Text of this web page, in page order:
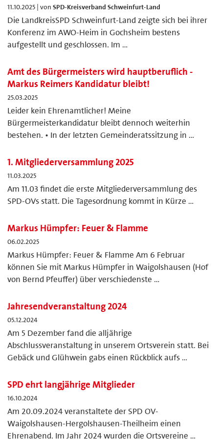
11.10.2025 | von SPD-Kreisverband Schweinfurt-Land
Die LandkreisSPD Schweinfurt-Land zeigte sich bei ihrer
Konferenz im AWO-Heim in Gochsheim bestens
aufgestellt und geschlossen. Im …
Amt des Bürgermeisters wird hauptberuflich -
Markus Reimers Kandidatur bleibt!
25.03.2025
Leider kein Ehrenamtlicher! Meine
Bürgermeisterkandidatur bleibt dennoch weiterhin
bestehen. • In der letzten Gemeinderatssitzung in …
1. Mitgliederversammlung 2025
11.03.2025
Am 11.03 findet die erste Mitgliederversammlung des
SPD-OVs statt. Die Tagesordnung kommt in Kürze …
Markus Hümpfer: Feuer & Flamme
06.02.2025
Markus Hümpfer: Feuer & Flamme Am 6 Februar
können Sie mit Markus Hümpfer in Waigolshausen (Hof
von Bernd Pfeuffer) über verschiedenste …
Jahresendveranstaltung 2024
05.12.2024
Am 5 Dezember fand die alljährige
Abschlussveranstaltung in unserem Ortsverein statt. Bei
Gebäck und Glühwein gabs einen Rückblick aufs …
SPD ehrt langjährige Mitglieder
16.10.2024
Am 20.09.2024 veranstaltete der SPD OV-
Waigolshausen-Hergolshausen-Theilheim einen
Ehrenabend. Im Jahr 2024 wurden die Ortsvereine …